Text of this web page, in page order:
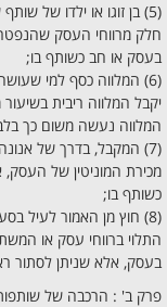
(5) בן זוגו או ילדו של
חלק מרווחי העסק
בעסק או חב כשותף בו;
(6) המלווה כסף למי
יקבל המלווה ריבית
המלווה נעשה משום כך
(7) המקבל, בדרך של
מכירת המוניטין של
כשותף בו;
(8) חוץ מן האמור לעיל
התלוי ברווחי עסק או
בעסק, אלא שניתן לסתור
פרק ב' : הרכבה של